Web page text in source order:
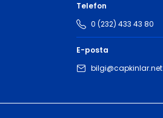
Telefon
0 (232) 433 43 80
E-posta
bilgi@capkinlar.net